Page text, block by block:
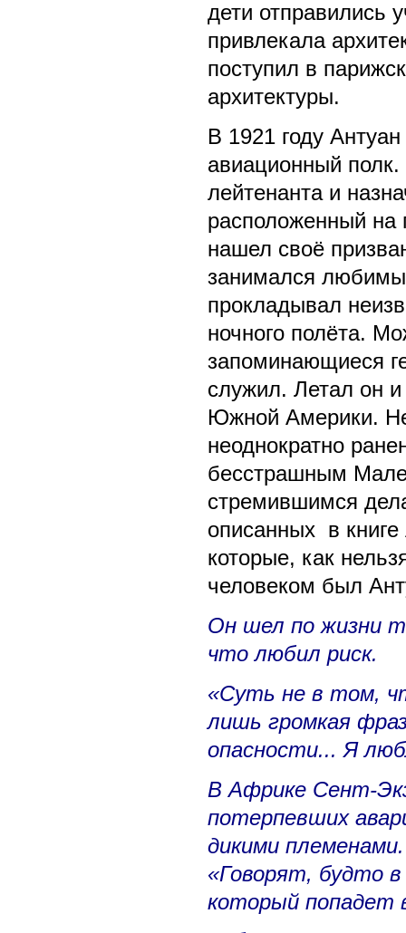
дети отправились
привлекала
поступил в
архитектуры.
В 1921 году
авиационный
лейтенанта и
расположенный на
нашел своё
занимался
прокладывал
ночного полёта.
запоминающиеся
служил. Летал он
Южной Америки.
неоднократно
бесстрашным
стремившимся
описанных в
которые, как
человеком был
Он шел по жизни
что любил риск.
«Суть не в том,
лишь громкая
опасности... Я
В Африке Сент-
потерпевших
дикими
«Говорят, будто
который попадет